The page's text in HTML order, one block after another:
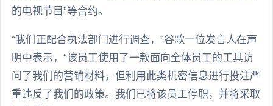
的电视节目”等合约。
“我们正配合执法部门进行调查，”谷歌一位发言人在声
明中表示，“该员工使用了一款面向全体员工的工具访
问了我们的营销材料，但利用此类机密信息进行投注严
重违反了我们的政策。我们已将该员工停职，并将采取